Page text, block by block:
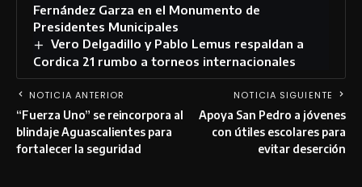
Fernández Garza en el Monumento de
Presidentes Municipales
Vero Delgadillo y Pablo Lemus respaldan a
Cordica 21 rumbo a torneos internacionales
NOTICIA ANTERIOR
“Fuerza Uno” se reincorpora al
blindaje Aguascalientes para
fortalecer la seguridad
NOTICIA SIGUIENTE
Apoya San Pedro a jóvenes
con útiles escolares para
evitar deserción